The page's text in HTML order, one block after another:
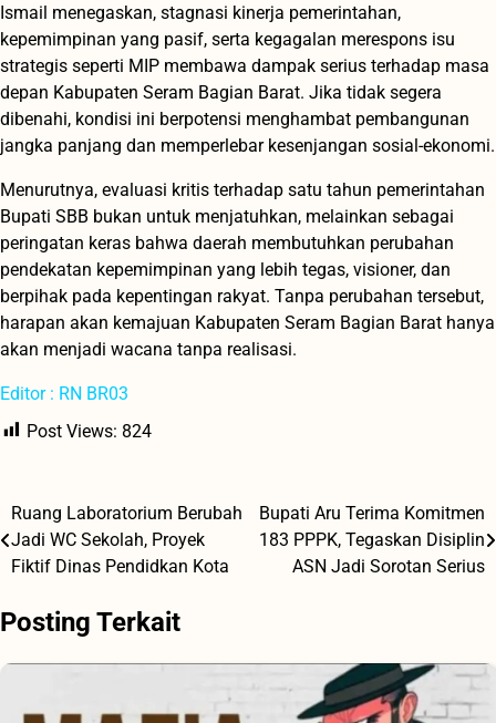
Ismail menegaskan, stagnasi kinerja pemerintahan,
kepemimpinan yang pasif, serta kegagalan merespons isu
strategis seperti MIP membawa dampak serius terhadap masa
depan Kabupaten Seram Bagian Barat. Jika tidak segera
dibenahi, kondisi ini berpotensi menghambat pembangunan
jangka panjang dan memperlebar kesenjangan sosial-ekonomi.
Menurutnya, evaluasi kritis terhadap satu tahun pemerintahan
Bupati SBB bukan untuk menjatuhkan, melainkan sebagai
peringatan keras bahwa daerah membutuhkan perubahan
pendekatan kepemimpinan yang lebih tegas, visioner, dan
berpihak pada kepentingan rakyat. Tanpa perubahan tersebut,
harapan akan kemajuan Kabupaten Seram Bagian Barat hanya
akan menjadi wacana tanpa realisasi.
Editor : RN BR03
Post Views: 824
Navigasi
pos
Ruang Laboratorium Berubah
Jadi WC Sekolah, Proyek
Fiktif Dinas Pendidkan Kota
Bupati Aru Terima Komitmen
183 PPPK, Tegaskan Disiplin
ASN Jadi Sorotan Serius
Posting Terkait